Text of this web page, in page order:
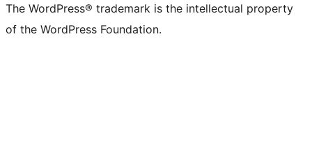
The WordPress® trademark is the intellectual property
of the WordPress Foundation.